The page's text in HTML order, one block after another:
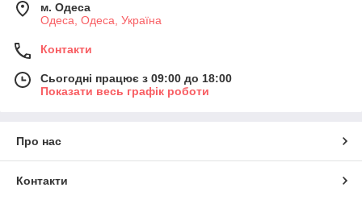
м. Одеса
Одеса, Одеса, Україна
Контакти
Сьогодні працює з 09:00 до 18:00
Показати весь графік роботи
Про нас
Контакти